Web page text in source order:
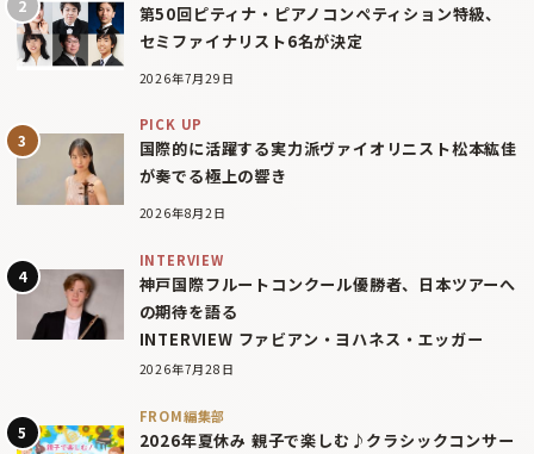
第50回ピティナ・ピアノコンペティション特級、
セミファイナリスト6名が決定
2026年7月29日
PICK UP
国際的に活躍する実力派ヴァイオリニスト松本紘佳
が奏でる極上の響き
2026年8月2日
INTERVIEW
神戸国際フルートコンクール優勝者、日本ツアーへ
の期待を語る
INTERVIEW ファビアン・ヨハネス・エッガー
2026年7月28日
FROM編集部
2026年夏休み 親子で楽しむ♪クラシックコンサー